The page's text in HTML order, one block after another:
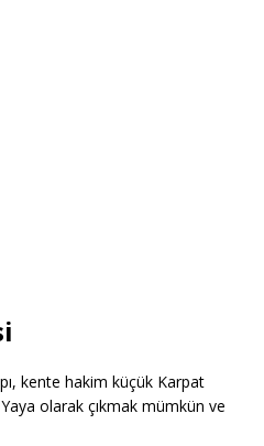
kente hakim küçük Karpat
olarak çıkmak mümkün ve